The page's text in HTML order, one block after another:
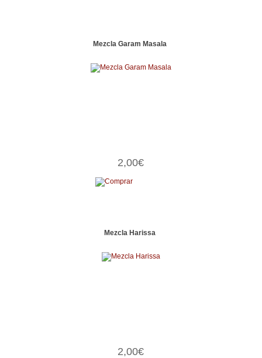
Mezcla Garam Masala
2,00€
Mezcla Harissa
2,00€